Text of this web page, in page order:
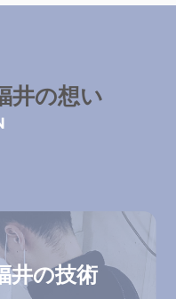
井の想い
井の技術